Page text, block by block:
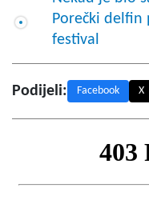
Porečki
festival
Podijeli: Facebook X